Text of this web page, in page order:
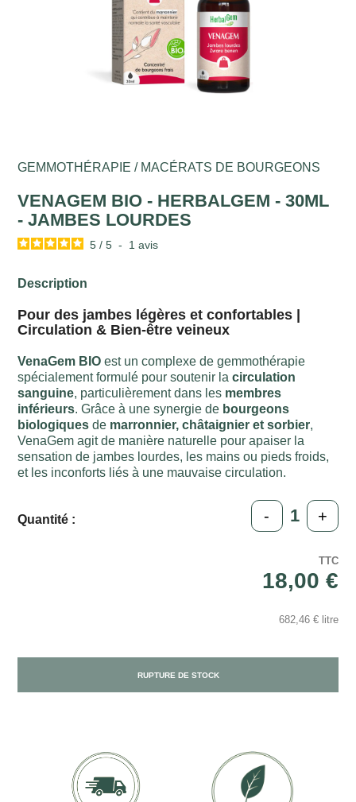
GEMMOTHÉRAPIE / MACÉRATS DE BOURGEONS
VENAGEM BIO - HERBALGEM - 30ML
- JAMBES LOURDES
5 / 5 - 1avis
Description
Pour des jambes légères et confortables |
Circulation & Bien-être veineux
VenaGem BIO est un complexe de gemmothérapie
spécialement formulé pour soutenir lacirculation
sanguine, particulièrement dans les membres
inférieurs. Grâce à une synergie de bourgeons
biologiques de marronnier, châtaignier et sorbier,
VenaGem agit de manière naturelle pour apaiser la
sensation de jambes lourdes, les mains ou pieds froids,
et les inconforts liés à une mauvaise circulation.
Quantité : - +
TTC
18,00 €
682,46 € litre
RUPTURE DE STOCK